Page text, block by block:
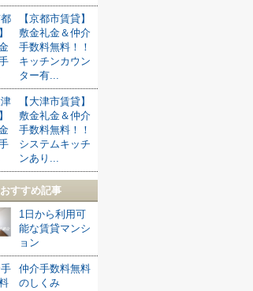
【京都市賃貸】
敷金礼金＆仲介
手数料無料！！
キッチンカウン
ター有...
【大津市賃貸】
敷金礼金＆仲介
手数料無料！！
システムキッチ
ンあり...
おすすめ記事
1日から利用可
能な賃貸マンシ
ョン
仲介手数料無料
のしくみ